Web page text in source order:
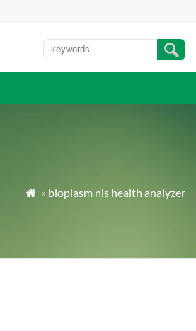
 » bioplasm nls health analyzer